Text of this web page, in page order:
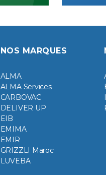
NOS MARQUES
ALMA
ALMA Services
CARBOVAC
DELIVER UP
EIB
EMIMA
EMIR
GRIZZLI Maroc
LUVEBA